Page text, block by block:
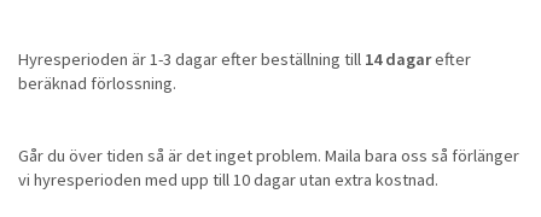
Hyresperioden är 1-3 dagar efter beställning till 14 dagarefter
beräknad förlossning.
Går du över tiden så är det inget problem. Maila bara oss så förlänger
vi hyresperioden med upp till 10 dagar utan extra kostnad.